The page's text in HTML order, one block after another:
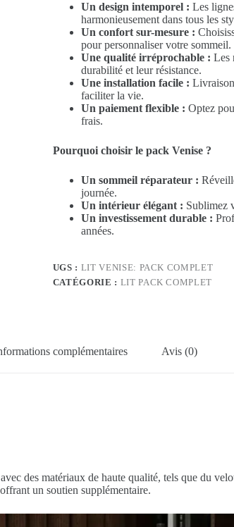
Un design intemporel : Les
harmonieusement dans tous les
Un confort sur-mesure :
pour personnaliser votre sommeil.
Une qualité irréprochable : Les
durabilité et leur résistance.
Une installation facile :
faciliter la vie.
Un paiement flexible : Optez
frais.
Pourquoi choisir le pack Venise ?
Un sommeil réparateur :
journée.
Un intérieur élégant : Sublimez
Un investissement durable :
années.
UGS : LIT VENISE: PACK COMPLET
CATÉGORIE : LIT PACK COMPLET
complémentaires Avis (0)
des matériaux de haute qualité, tels que du
un soutien supplémentaire.